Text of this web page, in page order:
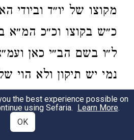
מקוצו של יו״ד וביודי
כ״ש בקוצו וכ״כ המ״א
ל״ו בשם הב״י כאן
נמי יש תיקון ולא הוי
דגריעי מקוצו של יוד
בשם ר״ת בספר הישר
the best experience possible on
using Sefaria. Learn More.
OK